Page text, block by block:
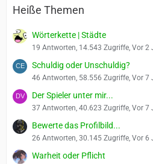
Heiße Themen
Wörterkette | Städte
19 Antworten, 14.543 Zugriffe, Vor 2
Schuldig oder Unschuldig?
46 Antworten, 58.556 Zugriffe, Vor 7
Der Spieler unter mir...
37 Antworten, 40.623 Zugriffe, Vor 7
Bewerte das Profilbild...
26 Antworten, 30.145 Zugriffe, Vor 6
Warheit oder Pflicht